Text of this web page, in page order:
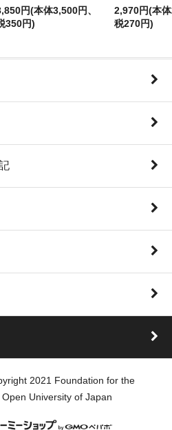
円(本体3,500円、
350円)
2,970円(本
税270円)
2021 Foundation for the
University of Japan